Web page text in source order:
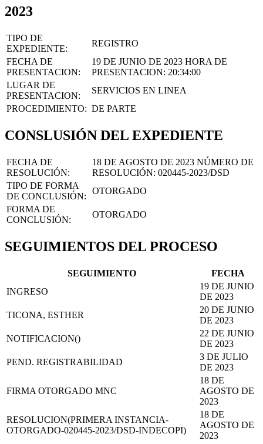
2023
TIPO DE
EXPEDIENTE:
REGISTRO
FECHA DE
PRESENTACION:
19 DE JUNIO DE 2023 HORA DE
PRESENTACION: 20:34:00
LUGAR DE
PRESENTACION:
SERVICIOS EN LINEA
PROCEDIMIENTO: DE PARTE
CONSLUSIÓN DEL EXPEDIENTE
FECHA DE
RESOLUCIÓN:
18 DE AGOSTO DE 2023 NÚMERO DE
RESOLUCIÓN: 020445-2023/DSD
TIPO DE FORMA
DE CONCLUSIÓN:
OTORGADO
FORMA DE
CONCLUSIÓN:
OTORGADO
SEGUIMIENTOS DEL PROCESO
SEGUIMIENTO
FECHA
INGRESO
19 DE JUNIO
DE 2023
TICONA, ESTHER
20 DE JUNIO
DE 2023
NOTIFICACION()
22 DE JUNIO
DE 2023
PEND. REGISTRABILIDAD
3 DE JULIO
DE 2023
FIRMA OTORGADO MNC
18 DE
AGOSTO DE
2023
RESOLUCION(PRIMERA INSTANCIA-
OTORGADO-020445-2023/DSD-INDECOPI)
18 DE
AGOSTO DE
2023